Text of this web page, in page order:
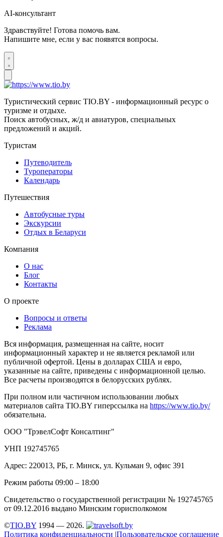
AI-консультант
Здравствуйте! Готова помочь вам.
Напишите мне, если у вас появятся вопросы.
Туристический сервис TIO.BY - информационный ресурс о
туризме и отдыхе.
Поиск автобусных, ж/д и авиатуров, специальных
предложений и акций.
Туристам
Путеводитель
Туроператоры
Календарь
Путешествия
Автобусные туры
Экскурсии
Отдых в Беларуси
Компания
О нас
Блог
Контакты
О проекте
Вопросы и ответы
Реклама
Вся информация, размещенная на сайте, носит
информационный характер и не является рекламой или
публичной офертой. Цены в долларах США и евро,
указанные на сайте, приведены с информационной целью.
Все расчеты производятся в белорусских рублях.
При полном или частичном использовании любых
материалов сайта TIO.BY гиперссылка на https://www.tio.by/
обязательна.
ООО "ТрэвелСофт Консалтинг"
УНП 192745765
Адрес: 220013, РБ, г. Минск, ул. Кульман 9, офис 391
Режим работы 09:00 – 18:00
Свидетельство о государственной регистрации № 192745765
от 09.12.2016 выдано Минским горисполкомом
©TIO.BY 1994 — 2026.
Политика конфиденциальности |Пользовательское соглашение